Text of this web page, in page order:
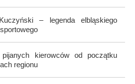
– legenda elbląskiego
pijanych kierowców od początku
regionu